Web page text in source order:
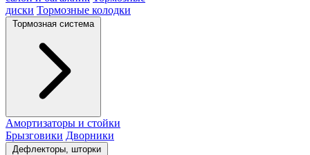
диски Тормозные колодки
Тормозная система
Амортизаторы и стойки
Брызговики Дворники
Дефлекторы, шторки